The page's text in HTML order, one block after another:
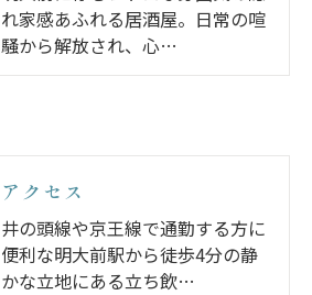
れ家感あふれる居酒屋。日常の喧
騒から解放され、心…
アクセス
井の頭線や京王線で通勤する方に
便利な明大前駅から徒歩4分の静
かな立地にある立ち飲…